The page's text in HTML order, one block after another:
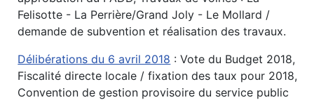
Felisotte - La Perrière/Grand Joly - Le Mollard /
demande de subvention et réalisation des travaux.
Délibérations du 6 avril 2018 : Vote du Budget 2018,
Fiscalité directe locale / fixation des taux pour 2018,
Convention de gestion provisoire du service public